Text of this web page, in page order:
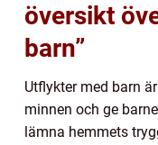
översikt
barn”
Utflykter med barn
minnen och ge
lämna hemmets